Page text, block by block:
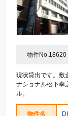
物件No.18620
現状貸出です。敷
ナショナル松下幸
ル。
物件名